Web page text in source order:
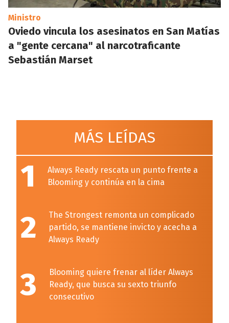
Ministro
Oviedo vincula los asesinatos en San Matías
a "gente cercana" al narcotraficante
Sebastián Marset
MÁS LEÍDAS
1
Always Ready rescata un punto frente a
Blooming y continúa en la cima
2
The Strongest remonta un complicado
partido, se mantiene invicto y acecha a
Always Ready
3
Blooming quiere frenar al líder Always
Ready, que busca su sexto triunfo
consecutivo